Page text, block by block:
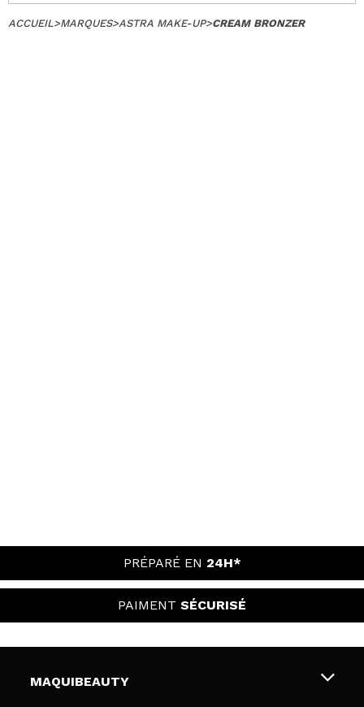
ACCUEIL>MARQUES>ASTRA MAKE-UP>CREAM BRONZER
PRÉPARÉ EN 24H*
PAIMENT SÉCURISÉ
MAQUIBEAUTY